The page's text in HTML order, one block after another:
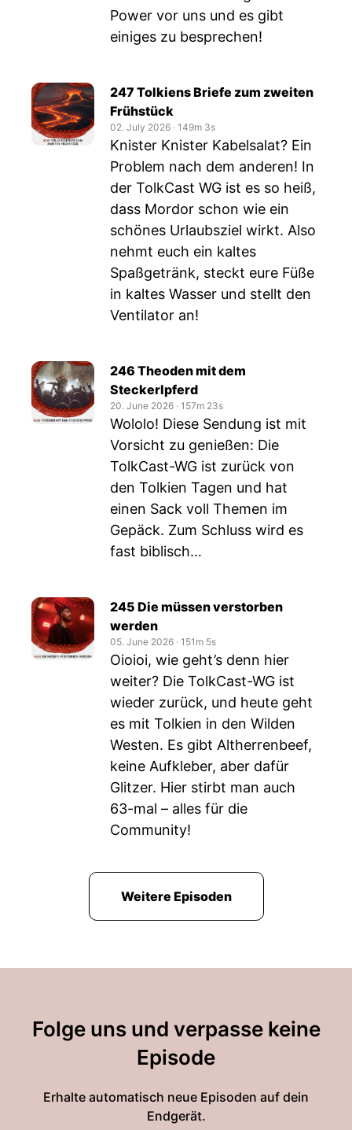
Power vor uns und es gibt
einiges zu besprechen!
247 Tolkiens Briefe zum zweiten
Frühstück
02. July 2026 ‧ 149m 3s
Knister Knister Kabelsalat? Ein
Problem nach dem anderen! In
der TolkCast WG ist es so heiß,
dass Mordor schon wie ein
schönes Urlaubsziel wirkt. Also
nehmt euch ein kaltes
Spaßgetränk, steckt eure Füße
in kaltes Wasser und stellt den
Ventilator an!
246 Theoden mit dem
Steckerlpferd
20. June 2026 ‧ 157m 23s
Wololo! Diese Sendung ist mit
Vorsicht zu genießen: Die
TolkCast-WG ist zurück von
den Tolkien Tagen und hat
einen Sack voll Themen im
Gepäck. Zum Schluss wird es
fast biblisch…
245 Die müssen verstorben
werden
05. June 2026 ‧ 151m 5s
Oioioi, wie geht’s denn hier
weiter? Die TolkCast-WG ist
wieder zurück, und heute geht
es mit Tolkien in den Wilden
Westen. Es gibt Altherrenbeef,
keine Aufkleber, aber dafür
Glitzer. Hier stirbt man auch
63-mal – alles für die
Community!
Weitere Episoden
Folge uns und verpasse keine
Episode
Erhalte automatisch neue Episoden auf dein
Endgerät.